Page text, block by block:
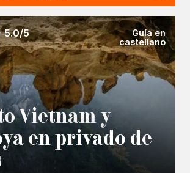
5.0/5
Guía en
castellano
Vietnam y
en privado de